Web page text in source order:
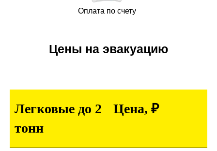
Оплата по счету
Цены на эвакуацию
Легковые до 2
тонн
Цена, ₽